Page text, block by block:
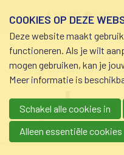
schuldhulp • sociaal krediet •
budgetbeheer •
Main navigation
COOKIES OP DEZE
Deze website maakt
functioneren. Als je wilt
mogen gebruiken, kan je
Meer informatie is
Schakel alle cookies in
Alleen essentiële cookies